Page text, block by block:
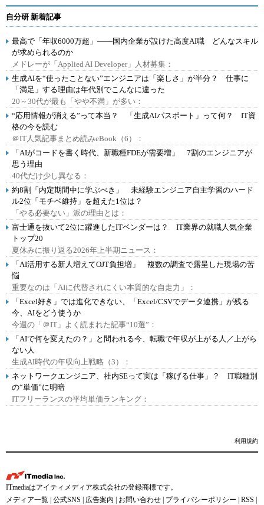
自分研 新着記事
最高で「年収6000万超」――国内企業が設けた高度AI職 どんなスキル
が求められるのか
メドレーが「Applied AI Developer」人材募集：
生成AIを“使ったことない”エンジニアは「楽しさ」が半分？ 仕事に
「満足」する理由は年代別でこんなに違った
20～30代が最も「やや不満」が多い：
“応用情報が消える”って本当？ 「生成AIパスポート」って何？ IT資
格の今を読む
＠IT人気記事まとめ読みeBook（6）：
「AIがコードを書く時代、新職種FDEが需要増」 7割のエンジニアが
思う理由
40代だけ少し異なる：
約8割「内定期間中に学ぶべき」 未経験エンジニア自主学習のハード
ル2位「モチベ維持」を超えた1位は？
「やる必要ない」派の理由とは：
富士通を抜いて2位に躍進したITベンダーは？ IT業界の就職人気企業
トップ20
夏休みに振り返る2026年上半期ニュース：
「AI活用する新人増えてOJT負担増」 複数の調査で露呈した現場の苦
悩
重要なのは「AIに代替されにくい本質的な自走力」：
「Excel好き」では進化できない、「Excel/CSVでデータ連携」が残る
今、AIをどう使うか
今週の「＠IT」よく読まれた記事“10選”：
「AIで何を変えたの？」と問われる今、転職で年収が上がる人／上がら
ない人
生成AI時代の年収向上戦略（3）：
ネットワークエンジニア、社内SEって実は「稼げる仕事」？ IT職種別
の“単価”に明暗
ITフリーランスの平均単価ランキング：
利用規約
ITmediaはアイティメディア株式会社の登録商標です。
メディア一覧 公式SNS 広告案内 お問い合わせ プライバシーポリシー RSS